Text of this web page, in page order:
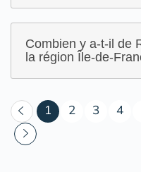
Combien y a-t-il de
la région Île-de-
1 (courant)
2 3 4